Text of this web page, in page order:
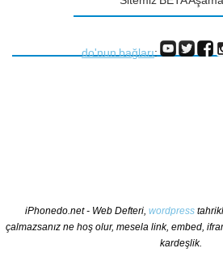
do'nun bağları:
iPhonedo.net - Web Defteri, wordpress
çalmazsanız ne hoş olur, mesela link, embed,
kardeşlik.